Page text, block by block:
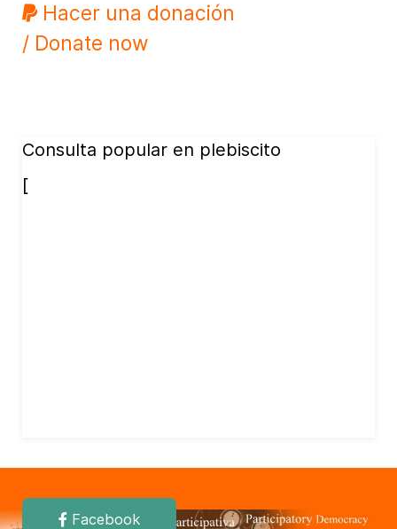
Hacer una donación
/ Donate now
Consulta popular en plebiscito
[
Facebook